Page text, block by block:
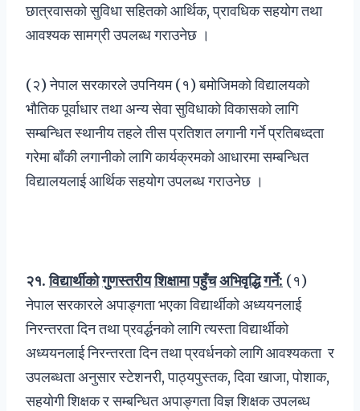
छात्रवासको सुविधा सहितको आर्थिक, प्रावधिक सहयोग तथा
आवश्यक सामग्री उपलब्ध गराउनेछ ।
(२) नेपाल सरकारले उपनियम (१) बमोजिमको विद्यालयको
भौतिक पूर्वाधार तथा अन्य सेवा सुविधाको विकासको लागि
सम्बन्धित स्थानीय तहले तीस प्रतिशत लगानी गर्ने प्रतिबध्दता
गरेमा बाँकी लगानीको लागि कार्यक्रमको आधारमा सम्बन्धित
विद्यालयलाई आर्थिक सहयोग उपलब्ध गराउनेछ ।
२१.विद्यार्थीकोगुणस्तरीयशिक्षामापहुँचअभिवृद्धिगर्ने: (१)
नेपाल सरकारले अपाङ्गता भएका विद्यार्थीको अध्ययनलाई
निरन्तरता दिन तथा प्रवर्द्धनको लागि त्यस्ता विद्यार्थीको
अध्ययनलाई निरन्तरता दिन तथा प्रवर्धनको लागि आवश्यकता र
उपलब्धता अनुसार स्टेशनरी, पाठ्यपुस्तक, दिवा खाजा, पोशाक,
सहयोगी शिक्षक र सम्बन्धित अपाङ्गता विज्ञ शिक्षक उपलब्ध